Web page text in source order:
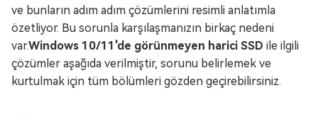
ve bunların adım adım çözümlerini resimli anlatımla
özetliyor. Bu sorunla karşılaşmanızın birkaç nedeni
var.Windows 10/11'de görünmeyen harici SSD ile ilgili
çözümler aşağıda verilmiştir, sorunu belirlemek ve
kurtulmak için tüm bölümleri gözden geçirebilirsiniz.